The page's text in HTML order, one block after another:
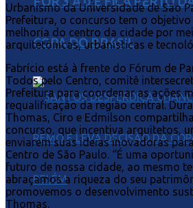
COPA DO BRASIL
Urbanismo da Universidade de São
Prefeitura, o concurso tem o
melhoria do centro da cidade por
arquitetônicas, urbanísticas e
Fabrício está à frente do Fórum de
Todos pelo Centro, comitê
Prefeitura para coordenar as ações
requalificação da região central.
Thomas, Ciro e Edmilson
concurso, que incentiva arquitetos,
enviarem suas ideias inovadoras
Centro de São Paulo. “É uma
futuro de nossa cidade, ao mesmo
abraçamos a riqueza do seu
promovemos o desenvolvimento
Thomas.